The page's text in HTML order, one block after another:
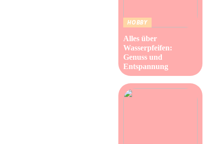
HOBBY
Alles über
Wasserpfeifen:
Genuss und
Entspannung